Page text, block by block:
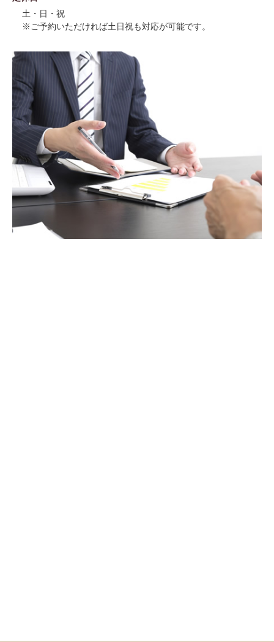
土・日・祝
※ご予約いただければ土日祝も対応が可能です。